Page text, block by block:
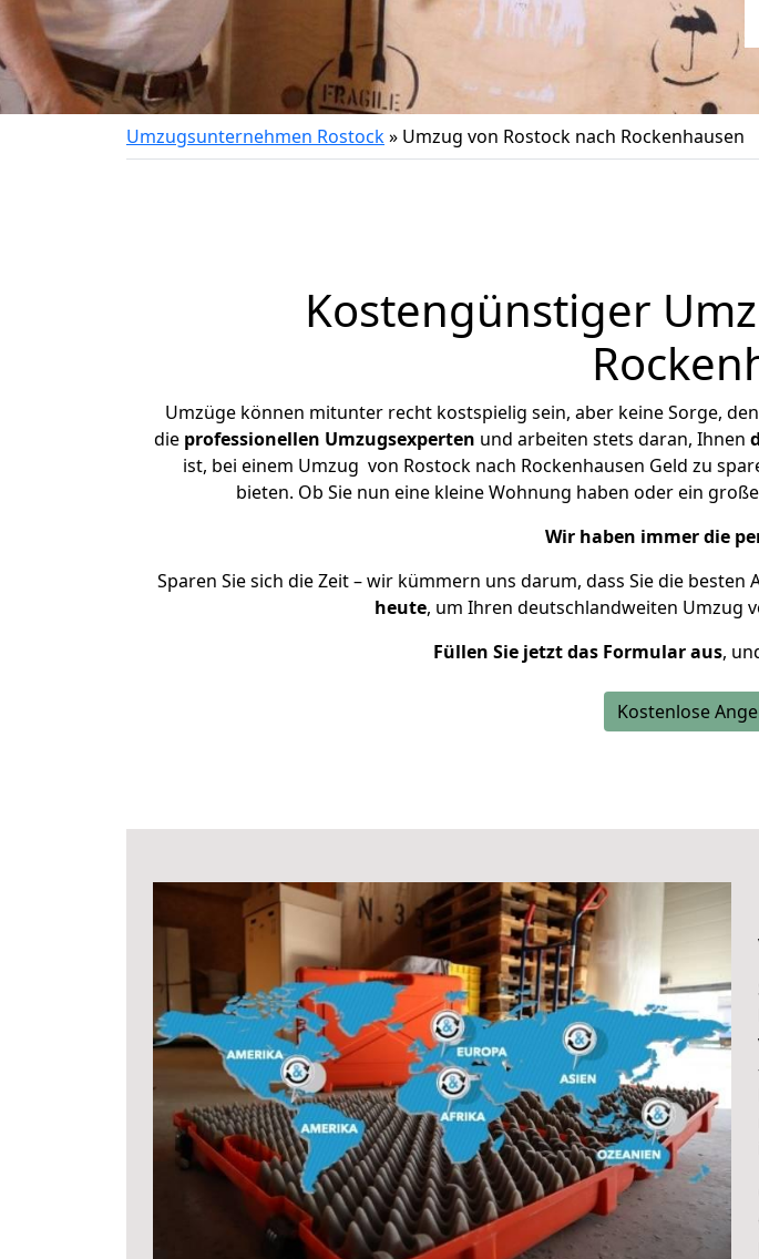
Umzugsunternehmen Rostock» Umzug von Rostock nach Rockenhausen
Kostengünstiger
Umzüge können mitunter recht kostspielig sein, aber keine Sorge,
die professionellen Umzugsexperten und arbeiten stets daran, Ihnen
ist, bei einem Umzug von Rostock nach Rockenhausen Geld zu
bieten. Ob Sie nun eine kleine Wohnung haben oder ein
Wir haben immer die
Sparen Sie sich die Zeit – wir kümmern uns darum, dass Sie die besten
heute, um Ihren deutschlandweiten Umzug
Füllen Sie jetzt das Formular aus,
Kostenlose